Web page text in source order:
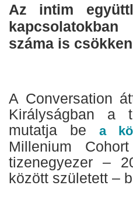
Az intim
száma is
A Conversation
Királyságban a
mutatja be a
Millenium
tizenegyezer –
között született –